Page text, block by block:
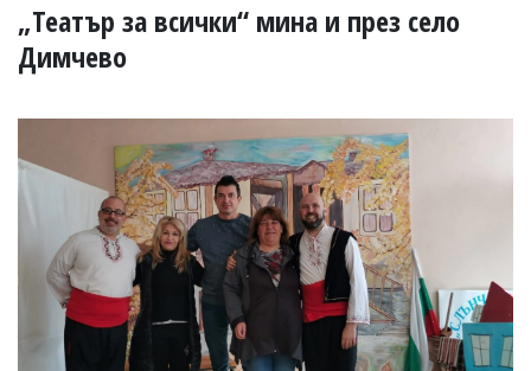
УКРАЙНА
СПОРТ
РАЗСЛЕДВАНЕ
БИЗНЕС
ЮГ
Управители:
Веселин
Василев,
v.vasilev@flagman.bg
„Театър за всички“ мина и през село
Димчево